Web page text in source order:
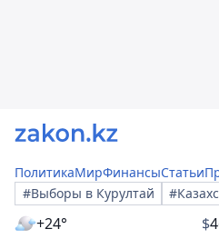
ПолитикаМирФинансыСтатьи
#Выборы в Курултай
+24° $